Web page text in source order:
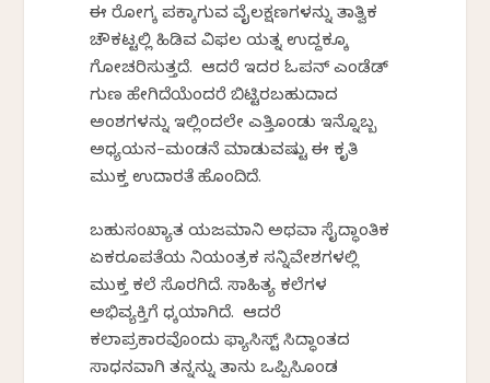
ಈ ರೋಗಕ್ಕೆ ಪಕ್ಕಾಗುವ ವೈಲಕ್ಷಣಗಳನ್ನು ತಾತ್ವಿಕ
ಚೌಕಟ್ಟಲ್ಲಿ ಹಿಡಿವ ವಿಫಲ ಯತ್ನ ಉದ್ದಕ್ಕೂ
ಗೋಚರಿಸುತ್ತದೆ. ಆದರೆ ಇದರ ಓಪನ್‌ ಎಂಡೆಡ್‌
ಗುಣ ಹೇಗಿದೆಯೆಂದರೆ ಬಿಟ್ಟಿರಬಹುದಾದ
ಅಂಶಗಳನ್ನು ಇಲ್ಲಿಂದಲೇ ಎತ್ತಿಕೊಂಡು ಇನ್ನೊಬ್ಬ
ಅಧ್ಯಯನ–ಮಂಡನೆ ಮಾಡುವಷ್ಟು ಈ ಕೃತಿ
ಮುಕ್ತ ಉದಾರತೆ ಹೊಂದಿದೆ.
ಬಹುಸಂಖ್ಯಾತ ಯಜಮಾನಿಕೆ ಅಥವಾ ಸೈದ್ಧಾಂತಿಕ
ಏಕರೂಪತೆಯ ನಿಯಂತ್ರಕ ಸನ್ನಿವೇಶಗಳಲ್ಲಿ
ಮುಕ್ತ ಕಲೆ ಸೊರಗಿದೆ. ಸಾಹಿತ್ಯ ಕಲೆಗಳ
ಅಭಿವ್ಯಕ್ತಿಗೆ ಧಕ್ಕೆಯಾಗಿದೆ. ಆದರೆ
ಕಲಾಪ್ರಕಾರವೊಂದು ಫ್ಯಾಸಿಸ್ಟ್‌ ಸಿದ್ಧಾಂತದ
ಸಾಧನವಾಗಿ ತನ್ನನ್ನು ತಾನು ಒಪ್ಪಿಸಿಕೊಂಡ